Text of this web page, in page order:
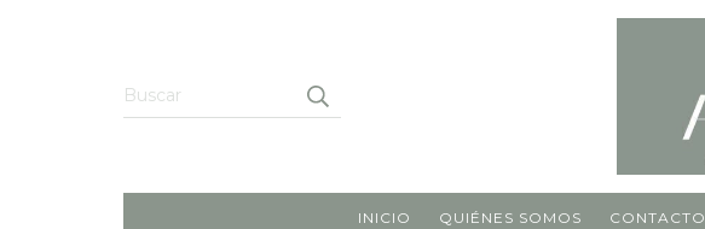
INICIO QUIÉNES SOMOS CONTACTO